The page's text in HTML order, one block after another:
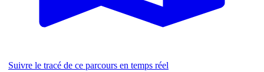
Suivre le tracé de ce parcours en temps réel